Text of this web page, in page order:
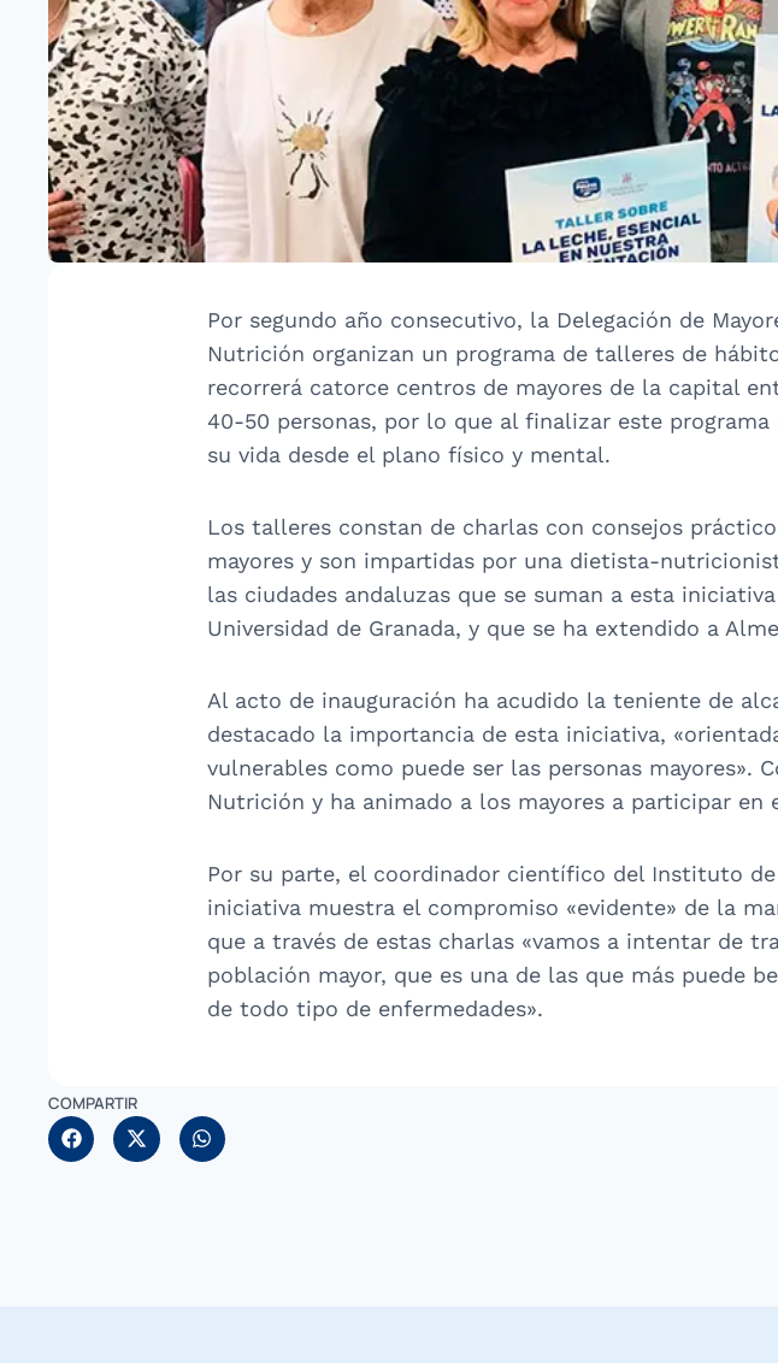
Por segundo año consecutivo, la Delegación de
Nutrición organizan un programa de talleres de
recorrerá catorce centros de mayores de la capital
40-50 personas, por lo que al finalizar este
su vida desde el plano físico y mental.
Los talleres constan de charlas con consejos
mayores y son impartidas por una dietista-
las ciudades andaluzas que se suman a esta
Universidad de Granada, y que se ha extendido a
Al acto de inauguración ha acudido la teniente de
destacado la importancia de esta iniciativa,
vulnerables como puede ser las personas
Nutrición y ha animado a los mayores a participar en
Por su parte, el coordinador científico del Instituto
iniciativa muestra el compromiso «evidente» de la
que a través de estas charlas «vamos a intentar de
población mayor, que es una de las que más puede
de todo tipo de enfermedades».
COMPARTIR